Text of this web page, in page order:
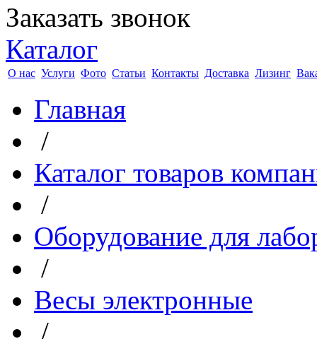
Заказать звонок
Каталог
О нас Услуги Фото Статьи Контакты Доставка Лизинг
Главная
/
Каталог товаров
/
Оборудование для
/
Весы электронные
/